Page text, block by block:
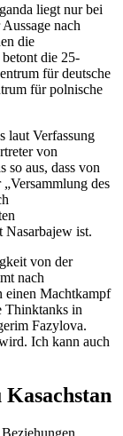
liegt nur bei
nach
die
die 25-
für deutsche
für polnische
laut Verfassung
von
so aus, dass von
des
Nasarbajew ist.
von der
nach
einen Machtkampf
Thinktanks in
Fazylova.
Ich kann auch
Kasachstan